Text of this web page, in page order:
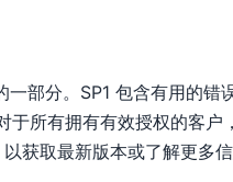
部分。SP1 包含有用的错
所有拥有有效授权的客户
以获取最新版本或了解更多